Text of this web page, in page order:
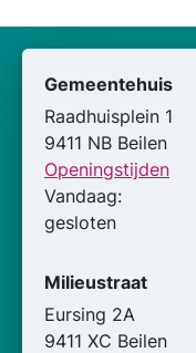
Gemeentehuis
Raadhuisplein 1
9411 NB Beilen
Openingstijden
Vandaag:
gesloten
Milieustraat
Eursing 2A
9411 XC Beilen